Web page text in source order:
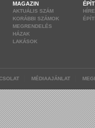
MAGAZIN
AKTUÁLIS SZÁM
KORÁBBI SZÁMOK
MEGRENDELÉS
HÁZAK
LAKÁSOK
MÉDIAAJÁNLAT